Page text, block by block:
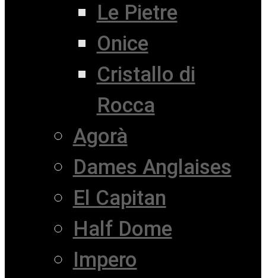
Le Pietre
Onice
Cristallo di
Rocca
Agorà
Dames Anglaises
El Capitan
Half Dome
Impero